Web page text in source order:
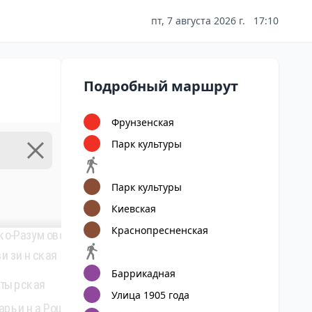
пт, 7 августа 2026 г. 17:10
14
Ботанический сад
Ростокино
Алтуфьево
Медведково
Бабушкинская
Свиблово
Алексеевская
Роща
Разумовская
Ленинградский, Ярославский и
Казанский вокзалы
Подробный маршрут
Фрунзенская
Парк культуры
Парк культуры
Киевская
Краснопресненская
Баррикадная
Улица 1905 года